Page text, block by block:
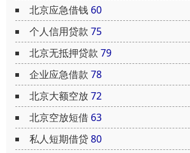
北京应急借钱 60
个人信用贷款 75
北京无抵押贷款 79
企业应急借款 78
北京大额空放72
北京空放短借 63
私人短期借贷80